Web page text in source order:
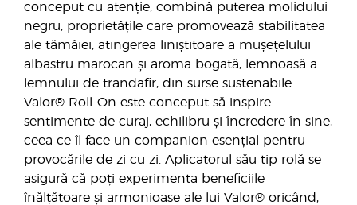
conceput cu atenție, combină puterea molidului
negru, proprietățile care promovează stabilitatea
ale tămâiei, atingerea liniștitoare a mușețelului
albastru marocan și aroma bogată, lemnoasă a
lemnului de trandafir, din surse sustenabile.
Valor® Roll-On este conceput să inspire
sentimente de curaj, echilibru și încredere în sine,
ceea ce îl face un companion esențial pentru
provocările de zi cu zi. Aplicatorul său tip rolă se
asigură că poți experimenta beneficiile
înălțătoare și armonioase ale lui Valor® oricând,